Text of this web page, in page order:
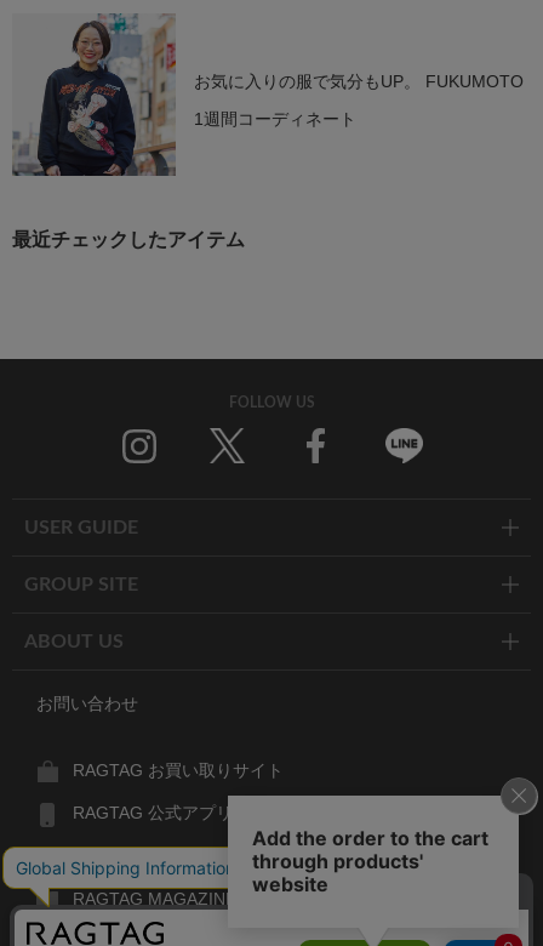
お気に入りの服で気分もUP。 FUKUMOTO
1週間コーディネート
最近チェックしたアイテム
FOLLOW US
USER GUIDE
GROUP SITE
ABOUT US
お問い合わせ
RAGTAG お買い取りサイト
RAGTAG 公式アプリ
RAGTAG MEMBER'S CARD
RAGTAG MAGAZINE
RAGTAG Global